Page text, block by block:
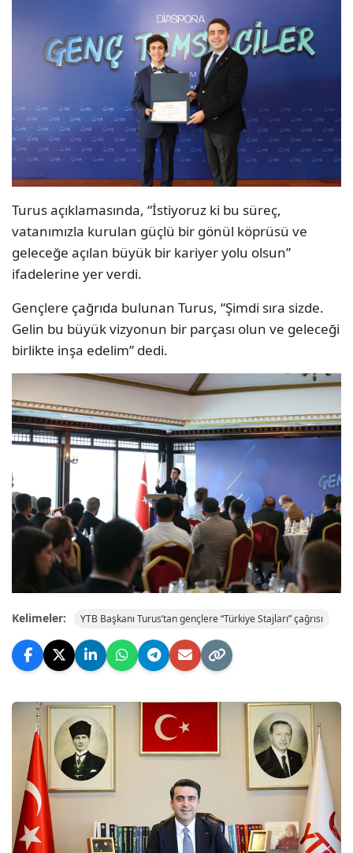
Turus açıklamasında, “İstiyoruz ki bu süreç,
vatanımızla kurulan güçlü bir gönül köprüsü ve
geleceğe açılan büyük bir kariyer yolu olsun”
ifadelerine yer verdi.
Gençlere çağrıda bulunan Turus, “Şimdi sıra sizde.
Gelin bu büyük vizyonun bir parçası olun ve geleceği
birlikte inşa edelim” dedi.
Kelimeler: YTB Başkanı Turus’tan gençlere “Türkiye Stajları” çağrısı